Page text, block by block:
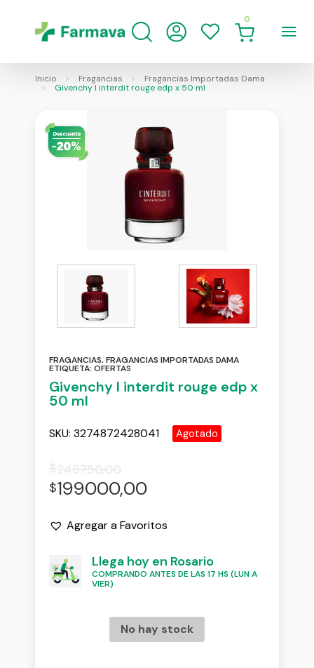
0
Inicio Fragancias
Fragancias Importadas Dama
Givenchy l interdit rouge edp x 50 ml
FRAGANCIAS,FRAGANCIAS IMPORTADAS DAMA
ETIQUETA: OFERTAS
Givenchy l interdit rouge edp x
50 ml
SKU: 3274872428041 Agotado
$248750,00
$199000,00
Agregar a Favoritos
Llega hoy en Rosario
COMPRANDO ANTES DE LAS 17 HS (LUN A
VIER)
No hay stock